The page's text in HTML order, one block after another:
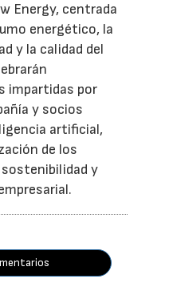
Energy, centrada
energético, la
y la calidad del
impartidas por
y socios
artificial,
de los
y